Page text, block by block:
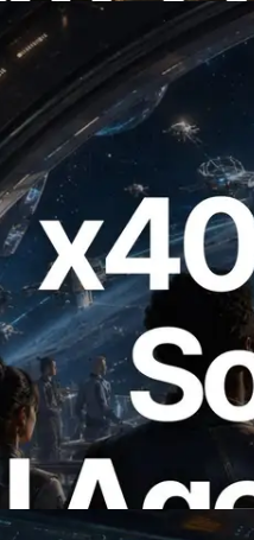
ที่รองรับ x402
นให้ API ที่ต้องใช้